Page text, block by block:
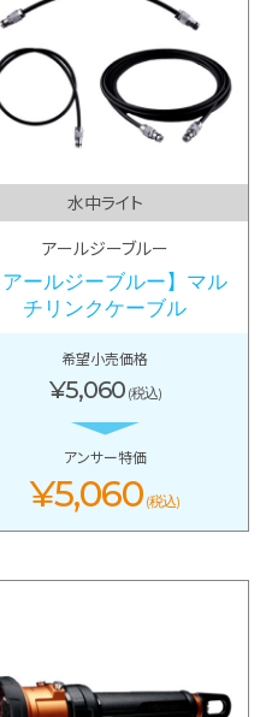
水中ライト
アールジーブルー
アールジーブルー】マル
チリンクケーブル
希望小売価格
¥5,060 (税込)
アンサー特価
¥5,060 (税込)